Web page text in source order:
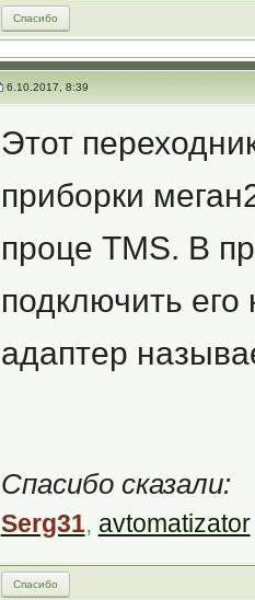
Спасибо
6.10.2017, 8:39
Этот
приборки
проце TMS. В
подключить его
адаптер
Спасибо сказали:
Serg31, avtomatizator
Спасибо